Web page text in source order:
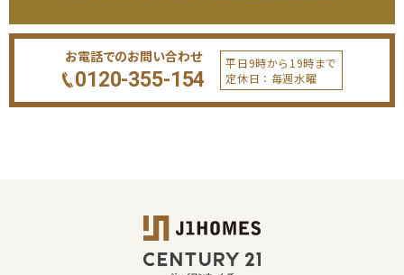
お電話でのお問い合わせ
0120-355-154
平日9時から19時まで
定休日：毎週水曜